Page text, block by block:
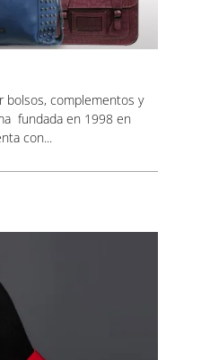
bolsos, complementos y
fundada en 1998 en
con...